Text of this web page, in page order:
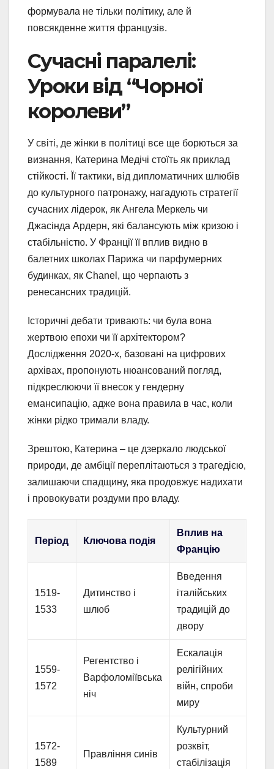
формувала не тільки політику, але й
повсякденне життя французів.
Сучасні паралелі:
Уроки від “Чорної
королеви”
У світі, де жінки в політиці все ще борються за
визнання, Катерина Медічі стоїть як приклад
стійкості. Її тактики, від дипломатичних шлюбів
до культурного патронажу, нагадують стратегії
сучасних лідерок, як Ангела Меркель чи
Джасінда Ардерн, які балансують між кризою і
стабільністю. У Франції її вплив видно в
балетних школах Парижа чи парфумерних
будинках, як Chanel, що черпають з
ренесансних традицій.
Історичні дебати тривають: чи була вона
жертвою епохи чи її архітектором?
Дослідження 2020-х, базовані на цифрових
архівах, пропонують нюансований погляд,
підкреслюючи її внесок у гендерну
емансипацію, адже вона правила в час, коли
жінки рідко тримали владу.
Зрештою, Катерина – це дзеркало людської
природи, де амбіції переплітаються з трагедією,
залишаючи спадщину, яка продовжує надихати
і провокувати роздуми про владу.
Період Ключова подія
Вплив на
Францію
1519-
1533
Дитинство і
шлюб
Введення
італійських
традицій до
двору
1559-
1572
Регентство і
Варфоломіївська
ніч
Ескалація
релігійних
війн, спроби
миру
1572-
1589
Правління синів
Культурний
розквіт,
стабілізація